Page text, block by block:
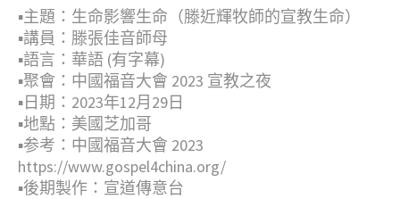
▪︎主題：生命影響生命（滕近輝牧師的宣教生命）
▪︎講員：滕張佳音師母
▪︎語言：華語 (有字幕)
▪︎聚會：中國福音大會 2023 宣教之夜
▪︎日期：2023年12月29日
▪︎地點：美國芝加哥
▪︎参考：中國福音大會 2023
https://www.gospel4china.org/
▪︎後期製作：宣道傳意台